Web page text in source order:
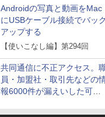
Androidの写真と動画をMac
にUSBケーブル接続でバック
アップする
【使いこなし編】第294回
共同通信に不正アクセス。
員・加盟社・取引先などの
報6000件が漏えいした可能